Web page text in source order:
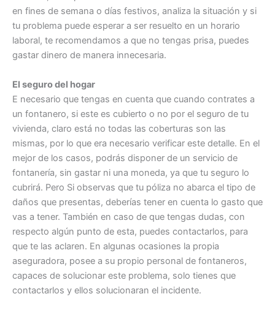
en fines de semana o días festivos, analiza la situación y si
tu problema puede esperar a ser resuelto en un horario
laboral, te recomendamos a que no tengas prisa, puedes
gastar dinero de manera innecesaria.
El seguro del hogar
E necesario que tengas en cuenta que cuando contrates a
un fontanero, si este es cubierto o no por el seguro de tu
vivienda, claro está no todas las coberturas son las
mismas, por lo que era necesario verificar este detalle. En el
mejor de los casos, podrás disponer de un servicio de
fontanería, sin gastar ni una moneda, ya que tu seguro lo
cubrirá. Pero Si observas que tu póliza no abarca el tipo de
daños que presentas, deberías tener en cuenta lo gasto que
vas a tener. También en caso de que tengas dudas, con
respecto algún punto de esta, puedes contactarlos, para
que te las aclaren. En algunas ocasiones la propia
aseguradora, posee a su propio personal de fontaneros,
capaces de solucionar este problema, solo tienes que
contactarlos y ellos solucionaran el incidente.